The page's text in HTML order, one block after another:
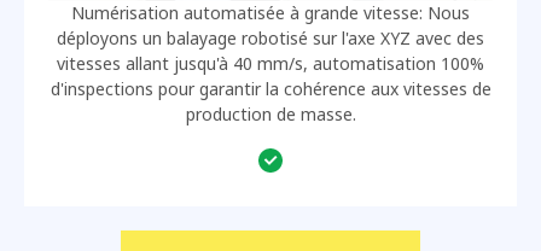
Numérisation automatisée à grande vitesse: Nous
déployons un balayage robotisé sur l'axe XYZ avec des
vitesses allant jusqu'à 40 mm/s, automatisation 100%
d'inspections pour garantir la cohérence aux vitesses de
production de masse.